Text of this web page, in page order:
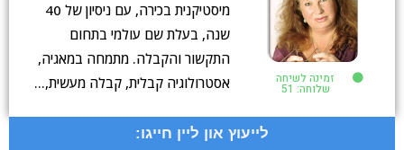
זמינה לשיחה
שלוחה: 51
מיסטיקנית בכירה, עם ניסיון של 40
שנה, בעלת שם עולמי בתחום
התקשור והקבלה. מתמחה במאגיה,
אסטרולוגיה קבלית, קבלה מעשית,…
לייעוץ און ליין חייגו: